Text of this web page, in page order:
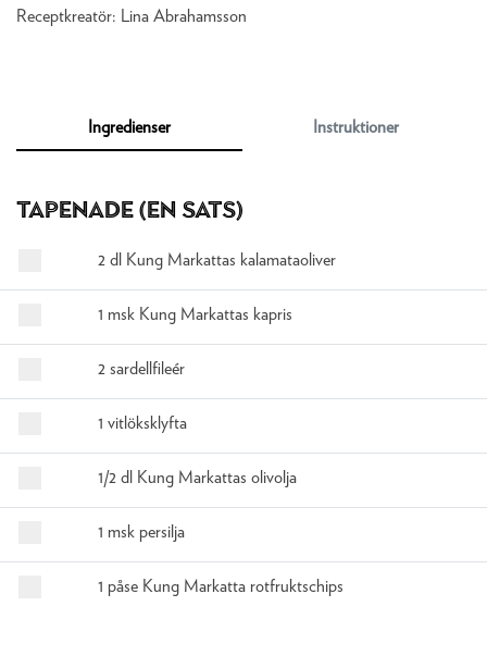
Receptkreatör: Lina Abrahamsson
Ingredienser Instruktioner
Tapenade (en sats)
2 dl Kung Markattas kalamataoliver
1 msk Kung Markattas kapris
2 sardellfileér
1 vitlöksklyfta
1/2 dl Kung Markattas olivolja
1 msk persilja
1 påse Kung Markatta rotfruktschips